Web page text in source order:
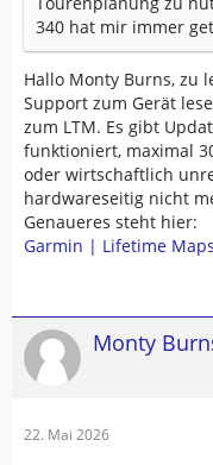
340 hat mir immer
Hallo Monty Burns, zu
Support zum Gerät
zum LTM. Es gibt
funktioniert, maximal
oder wirtschaftlich
hardwareseitig nicht
Genaueres steht hier:
Garmin | Lifetime
Monty
22. Mai 2026